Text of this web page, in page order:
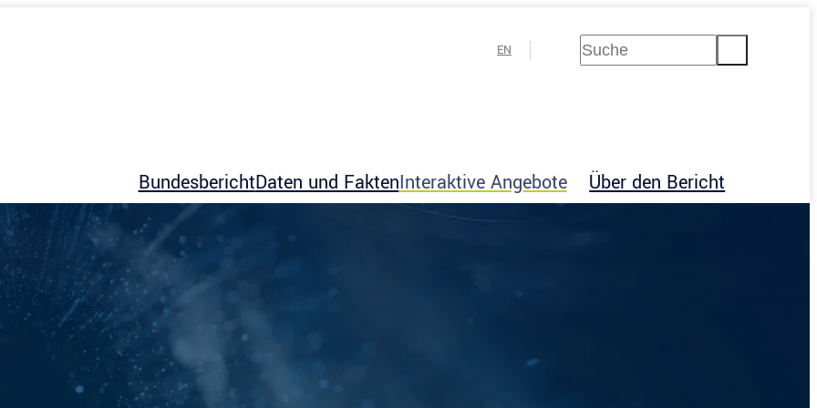
EN Gebärdensprache
Leichte
Suchen
BundesberichtDaten und FaktenInteraktive Angebote Über den Bericht